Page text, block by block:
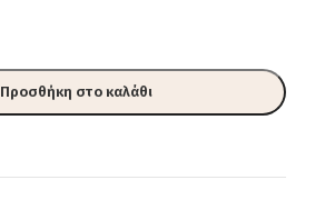
Προσθήκη στο καλάθι